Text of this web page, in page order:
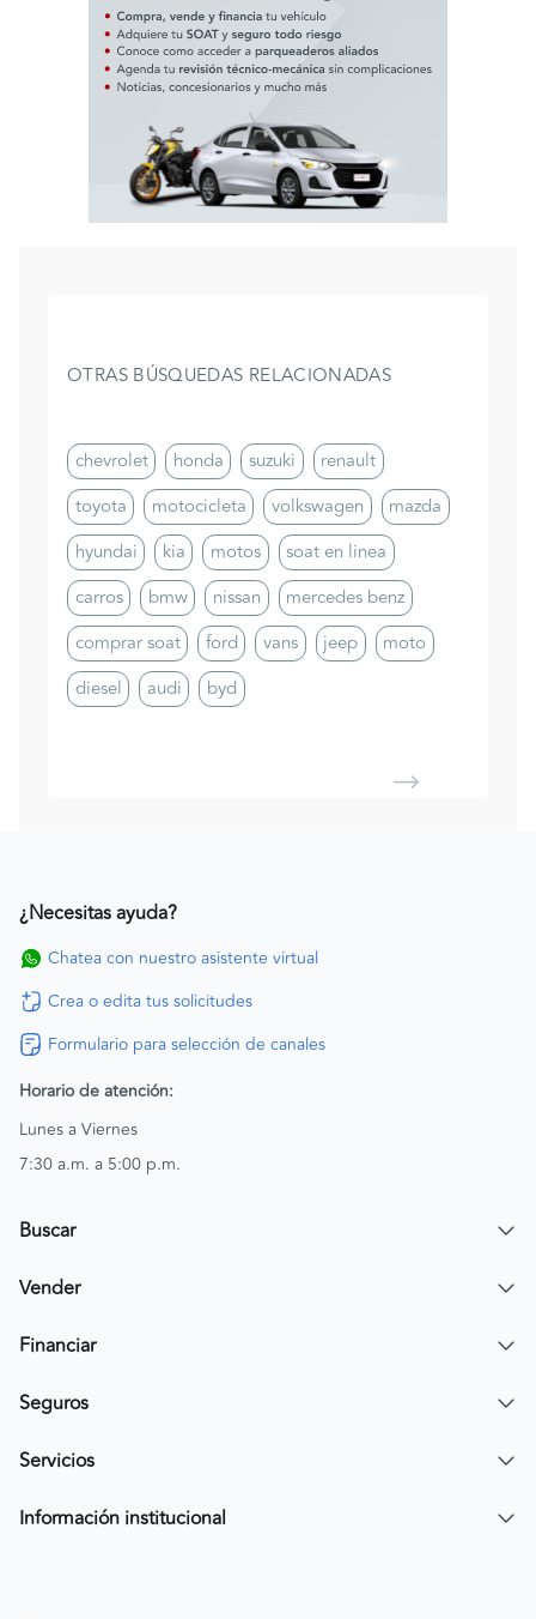
OTRAS BÚSQUEDAS RELACIONADAS
chevrolet honda suzuki
renault
toyota
motocicleta volkswagen
mazda
hyundai
kia motos
soat en linea
carros
bmw nissan
mercedes benz
comprar soat
ford vans jeep
moto
diesel
audi byd
¿Necesitas ayuda?
Chatea con nuestro asistente virtual
Crea o edita tus solicitudes
Formulario para selección de canales
Horario de atención:
Lunes a Viernes
7:30 a.m. a 5:00 p.m.
Buscar
Encuentra un carro
Vender
Publicar mi vehículo
Financiar
Simular crédito
Seguros
Compra tu SOAT
Servicios
Compra y Venta Segura
Información institucional